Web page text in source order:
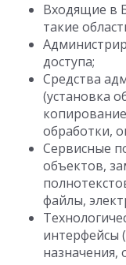
Входящие в
такие
доступа;
Средства
(установка
обработки,
Сервисные
объектов,
файлы,
интерфейсы
назначения,